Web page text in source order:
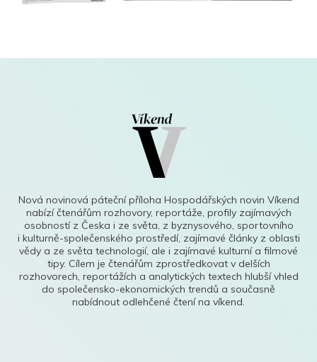
Nová novinová páteční příloha Hospodářských novin Víkend
nabízí čtenářům rozhovory, reportáže, profily zajímavých
osobností z Česka i ze světa, z byznysového, sportovního
i kulturně-společenského prostředí, zajímavé články z oblasti
vědy a ze světa technologií, ale i zajímavé kulturní a filmové
tipy. Cílem je čtenářům zprostředkovat v delších
rozhovorech, reportážích a analytických textech hlubší vhled
do společensko-ekonomických trendů a současně
nabídnout odlehčené čtení na víkend.